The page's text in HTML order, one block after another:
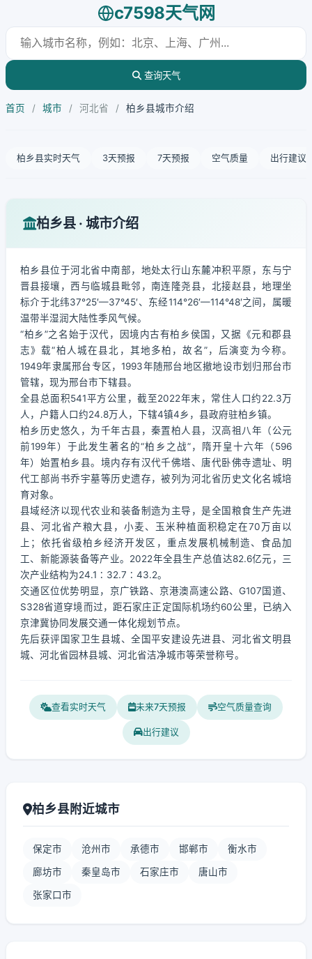
c7598天气网
查询天气
首页 / 城市 / 河北省 / 柏乡县城市介绍
柏乡县实时天气 3天预报 7天预报 空气质量 出行建议
柏乡县 · 城市介绍
柏乡县位于河北省中南部，地处太行山东麓冲积平原，东与宁
晋县接壤，西与临城县毗邻，南连隆尧县，北接赵县，地理坐
标介于北纬37°25′—37°45′、东经114°26′—114°48′之间，属暖
温带半湿润大陆性季风气候。
“柏乡”之名始于汉代，因境内古有柏乡侯国，又据《元和郡县
志》载“柏人城在县北，其地多柏，故名”，后演变为今称。
1949年隶属邢台专区，1993年随邢台地区撤地设市划归邢台市
管辖，现为邢台市下辖县。
全县总面积541平方公里，截至2022年末，常住人口约22.3万
人，户籍人口约24.8万人，下辖4镇4乡，县政府驻柏乡镇。
柏乡历史悠久，为千年古县，秦置柏人县，汉高祖八年（公元
前199年）于此发生著名的“柏乡之战”，隋开皇十六年（596
年）始置柏乡县。境内存有汉代千佛塔、唐代卧佛寺遗址、明
代工部尚书乔宇墓等历史遗存，被列为河北省历史文化名城培
育对象。
县域经济以现代农业和装备制造为主导，是全国粮食生产先进
县、河北省产粮大县，小麦、玉米种植面积稳定在70万亩以
上；依托省级柏乡经济开发区，重点发展机械制造、食品加
工、新能源装备等产业。2022年全县生产总值达82.6亿元，三
次产业结构为24.1∶32.7∶43.2。
交通区位优势明显，京广铁路、京港澳高速公路、G107国道、
S328省道穿境而过，距石家庄正定国际机场约60公里，已纳入
京津冀协同发展交通一体化规划节点。
先后获评国家卫生县城、全国平安建设先进县、河北省文明县
城、河北省园林县城、河北省洁净城市等荣誉称号。
查看实时天气 未来7天预报 空气质量查询
出行建议
柏乡县附近城市
保定市 沧州市 承德市 邯郸市 衡水市
廊坊市 秦皇岛市 石家庄市 唐山市
张家口市